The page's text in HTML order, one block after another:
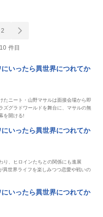
2
件目
いったら異世界につれてか
たニート・山野マサルは面接会場から即
ズグラドワールドを舞台に、マサルの無
を開ける!
いったら異世界につれてか
り、ヒロインたちとの関係にも進展
世界ライフを楽しみつつ恋愛や戦いの
いったら異世界につれてか